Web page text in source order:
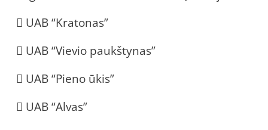
 UAB “Kratonas”
 UAB “Vievio paukštynas”
 UAB “Pieno ūkis”
 UAB “Alvas”